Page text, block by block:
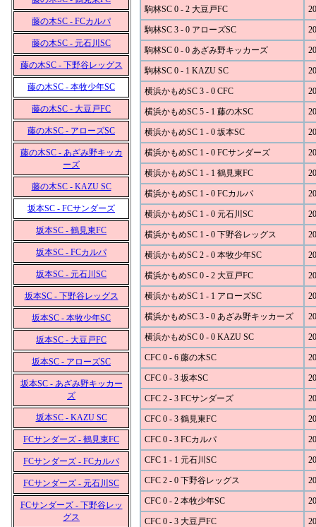
藤の木SC - FCカルパ
藤の木SC - 元石川SC
藤の木SC - 下野谷レッグス
藤の木SC - 本牧少年SC
藤の木SC - 大豆戸FC
藤の木SC - アローズSC
藤の木SC - あざみ野キッカ
ーズ
藤の木SC - KAZU SC
坂本SC - FCサンダーズ
坂本SC - 鶴見東FC
坂本SC - FCカルパ
坂本SC - 元石川SC
坂本SC - 下野谷レッグス
坂本SC - 本牧少年SC
坂本SC - 大豆戸FC
坂本SC - アローズSC
坂本SC - あざみ野キッカー
ズ
坂本SC - KAZU SC
FCサンダーズ - 鶴見東FC
FCサンダーズ - FCカルパ
FCサンダーズ - 元石川SC
FCサンダーズ - 下野谷レッ
グス
駒林SC 0 - 2 大豆戸FC
駒林SC 3 - 0 アローズSC
駒林SC 0 - 0 あざみ野キッカーズ
駒林SC 0 - 1 KAZU SC
横浜かもめSC 3 - 0 CFC
横浜かもめSC 5 - 1 藤の木SC
横浜かもめSC 1 - 0 坂本SC
横浜かもめSC 1 - 0 FCサンダーズ
横浜かもめSC 1 - 1 鶴見東FC
横浜かもめSC 1 - 0 FCカルパ
横浜かもめSC 1 - 0 元石川SC
横浜かもめSC 1 - 0 下野谷レッグス
横浜かもめSC 2 - 0 本牧少年SC
横浜かもめSC 0 - 2 大豆戸FC
横浜かもめSC 1 - 1 アローズSC
横浜かもめSC 3 - 0 あざみ野キッカーズ
横浜かもめSC 0 - 0 KAZU SC
CFC 0 - 6 藤の木SC
CFC 0 - 3 坂本SC
CFC 2 - 3 FCサンダーズ
CFC 0 - 3 鶴見東FC
CFC 0 - 3 FCカルパ
CFC 1 - 1 元石川SC
CFC 2 - 0 下野谷レッグス
CFC 0 - 2 本牧少年SC
CFC 0 - 3 大豆戸FC